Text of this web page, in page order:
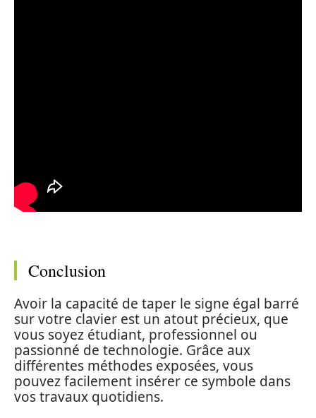
Conclusion
Avoir la capacité de taper le signe égal barré
sur votre clavier est un atout précieux, que
vous soyez étudiant, professionnel ou
passionné de technologie. Grâce aux
différentes méthodes exposées, vous
pouvez facilement insérer ce symbole dans
vos travaux quotidiens.